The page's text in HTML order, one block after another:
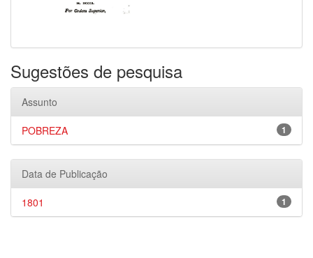
Sugestões de pesquisa
Assunto
1
POBREZA
Data de Publicação
1
1801